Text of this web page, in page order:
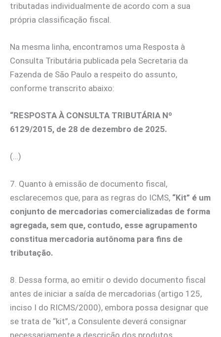
tributadas individualmente de acordo com a sua
própria classificação fiscal.
Na mesma linha, encontramos uma Resposta à
Consulta Tributária publicada pela Secretaria da
Fazenda de São Paulo a respeito do assunto,
conforme transcrito abaixo:
“RESPOSTA À CONSULTA TRIBUTÁRIA Nº
6129/2015, de 28 de dezembro de 2025.
(…)
7. Quanto à emissão de documento fiscal,
esclarecemos que, para as regras do ICMS, “Kit” é um
conjunto de mercadorias comercializadas de forma
agregada, sem que, contudo, esse agrupamento
constitua mercadoria autônoma para fins de
tributação.
8. Dessa forma, ao emitir o devido documento fiscal
antes de iniciar a saída de mercadorias (artigo 125,
inciso I do RICMS/2000), embora possa designar que
se trata de “kit”, a Consulente deverá consignar
necessariamente a descrição dos produtos